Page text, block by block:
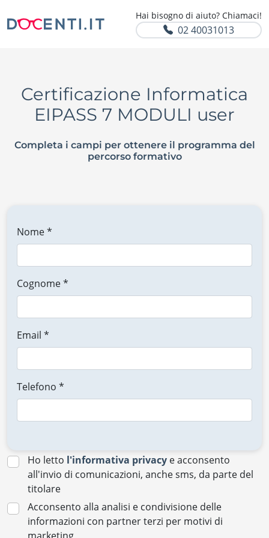
Hai bisogno di aiuto? Chiamaci!
02 40031013
Certificazione Informatica
EIPASS 7 MODULI user
Completa i campi per ottenere il programma del
percorso formativo
Nome *
Cognome *
Email *
Telefono *
Ho letto l'informativa privacy e acconsento
all'invio di comunicazioni, anche sms, da parte del
titolare
Acconsento alla analisi e condivisione delle
informazioni con partner terzi per motivi di